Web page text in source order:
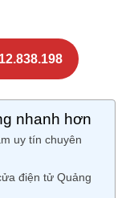
nhanh hơn
uy tín chuyên
điện tử Quảng